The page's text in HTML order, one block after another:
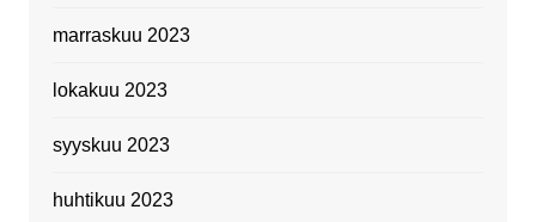
marraskuu 2023
lokakuu 2023
syyskuu 2023
huhtikuu 2023